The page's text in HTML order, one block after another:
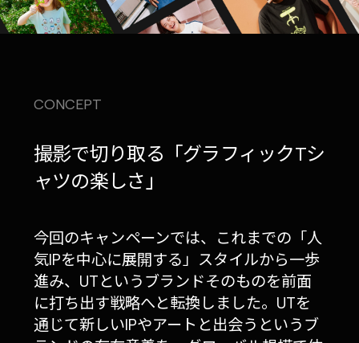
CONCEPT
撮影で切り取る「グラフィックTシ
ャツの楽しさ」
今回のキャンペーンでは、これまでの「人
気IPを中心に展開する」スタイルから一歩
進み、UTというブランドそのものを前面
に打ち出す戦略へと転換しました。UTを
通じて新しいIPやアートと出会うというブ